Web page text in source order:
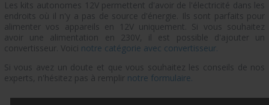
Les kits autonomes 12V permettent d'avoir de l'électricité dans les
endroits où il n'y a pas de source d'énergie. Ils sont parfaits pour
alimenter vos appareils en 12V uniquement. Si vous souhaitez
avoir une alimentation en 230V, il est possible d'ajouter un
convertisseur. Voici notre catégorie avec convertisseur.
Si vous avez un doute et que vous souhaitez les conseils de nos
experts, n'hésitez pas à remplir notre formulaire.